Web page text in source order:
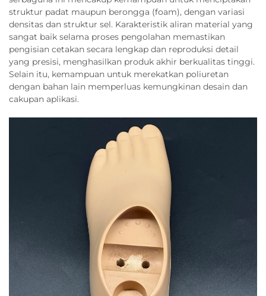
struktur padat maupun berongga (foam), dengan variasi
densitas dan struktur sel. Karakteristik aliran material yang
sangat baik selama proses pengolahan memastikan
pengisian cetakan secara lengkap dan reproduksi detail
yang presisi, menghasilkan produk akhir berkualitas tinggi.
Selain itu, kemampuan untuk merekatkan poliuretan
dengan bahan lain memperluas kemungkinan desain dan
cakupan aplikasi.